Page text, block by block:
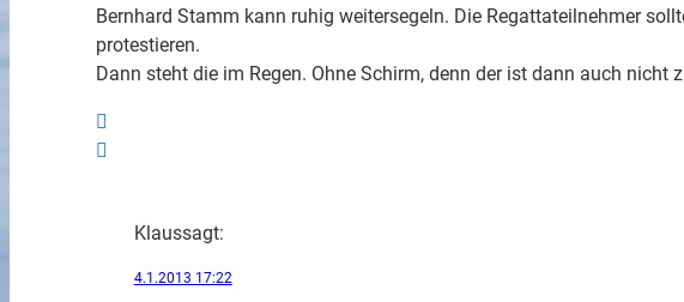
Bernhard Stamm kann ruhig weitersegeln. Die Regattateilnehmer
protestieren.
Dann steht die im Regen. Ohne Schirm, denn der ist dann auch nicht
Klaussagt:
4.1.2013 17:22